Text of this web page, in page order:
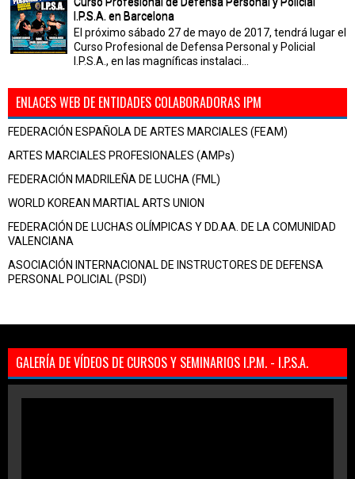
I.P.S.A. en Barcelona
El próximo sábado 27 de mayo de 2017, tendrá lugar el
Curso Profesional de Defensa Personal y Policial
I.P.S.A., en las magníficas instalaci...
ENLACES WEB DE ENTIDADES COLABORADORAS IPM
FEDERACIÓN ESPAÑOLA DE ARTES MARCIALES (FEAM)
ARTES MARCIALES PROFESIONALES (AMPs)
FEDERACIÓN MADRILEÑA DE LUCHA (FML)
WORLD KOREAN MARTIAL ARTS UNION
FEDERACIÓN DE LUCHAS OLÍMPICAS Y DD.AA. DE LA COMUNIDAD
VALENCIANA
ASOCIACIÓN INTERNACIONAL DE INSTRUCTORES DE DEFENSA
PERSONAL POLICIAL (PSDI)
GALERÍA DE VÍDEOS DE CURSOS Y SEMINARIOS I.P.M. - I.P.S.A.